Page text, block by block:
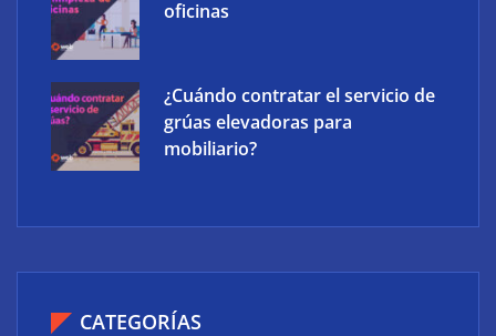
oficinas
¿Cuándo contratar el servicio de
grúas elevadoras para
mobiliario?
CATEGORÍAS